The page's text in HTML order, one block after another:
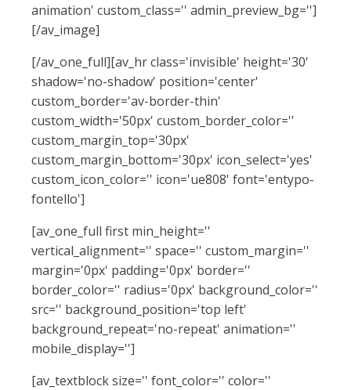
animation' custom_class='' admin_preview_bg='']
[/av_image]
[/av_one_full][av_hr class='invisible' height='30'
shadow='no-shadow' position='center'
custom_border='av-border-thin'
custom_width='50px' custom_border_color=''
custom_margin_top='30px'
custom_margin_bottom='30px' icon_select='yes'
custom_icon_color='' icon='ue808' font='entypo-
fontello']
[av_one_full first min_height=''
vertical_alignment='' space='' custom_margin=''
margin='0px' padding='0px' border=''
border_color='' radius='0px' background_color=''
src='' background_position='top left'
background_repeat='no-repeat' animation=''
mobile_display='']
[av_textblock size='' font_color='' color=''